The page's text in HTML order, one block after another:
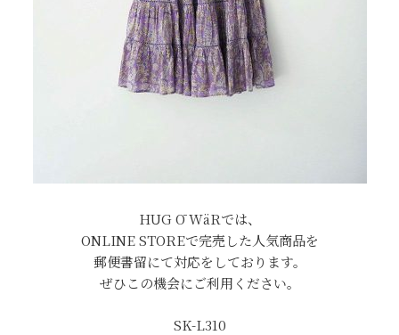
HUG Ō WäRでは、
ONLINE STOREで完売した人気商品を
郵便書留にて対応をしております。
ぜひこの機会にご利用ください。
SK-L310